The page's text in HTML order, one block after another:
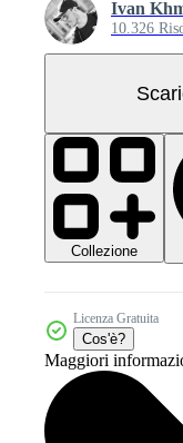
Ivan
10.326
Collezione
Licenza Gratuita
Cos'è?
Maggiori